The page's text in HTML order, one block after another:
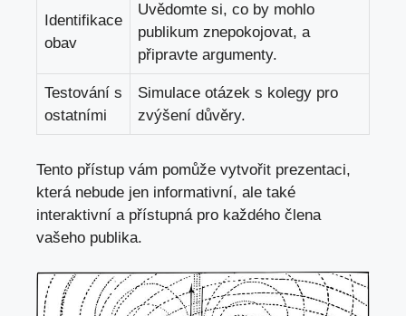
Identifikace
obav
Uvědomte si, co by mohlo
publikum znepokojovat, a
připravte argumenty.
Testování s
ostatními
Simulace otázek s kolegy pro
zvýšení důvěry.
Tento přístup vám pomůže vytvořit prezentaci,
která nebude jen informativní, ale také
interaktivní a přístupná pro každého člena
vašeho publika.